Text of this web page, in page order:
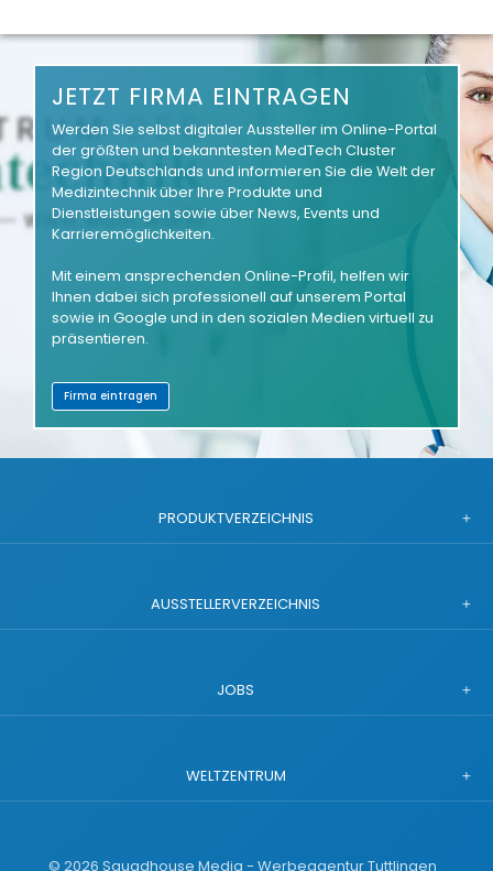
JETZT FIRMA EINTRAGEN
Werden Sie selbst digitaler Aussteller im Online-Portal
der größten und bekanntesten MedTech Cluster
Region Deutschlands und informieren Sie die Welt der
Medizintechnik über Ihre Produkte und
Dienstleistungen sowie über News, Events und
Karrieremöglichkeiten.
Mit einem ansprechenden Online-Profil, helfen wir
Ihnen dabei sich professionell auf unserem Portal
sowie in Google und in den sozialen Medien virtuell zu
präsentieren.
Firma eintragen
PRODUKTVERZEICHNIS
AUSSTELLERVERZEICHNIS
JOBS
WELTZENTRUM
© 2026 Squadhouse Media - Werbeagentur Tuttlingen